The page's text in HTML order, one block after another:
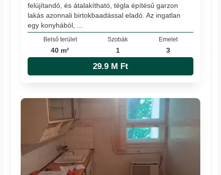
felújítandó, és átalakítható, tégla építésű garzon
lakás azonnali birtokbaadással eladó. Az ingatlan
egy konyhából, ...
Belső terület
40 m²
Szobák
1
Emelet
3
29.9 M Ft